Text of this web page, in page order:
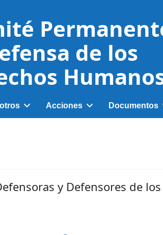
de los
Acciones Documentos
y Defensores de